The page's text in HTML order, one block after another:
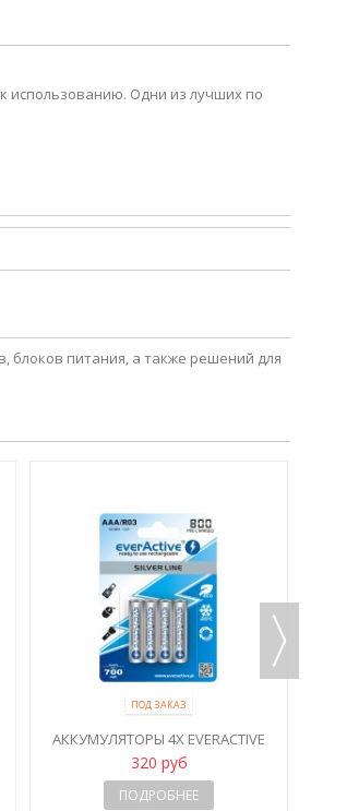
использованию. Одни из лучших по
блоков питания, а также решений для
ПОД ЗАКАЗ
АККУМУЛЯТОРЫ 4X EVERACTIVE
R3/AAA NI-MH 800 MAH READY TO
USE
320 руб
ПОДРОБНЕЕ